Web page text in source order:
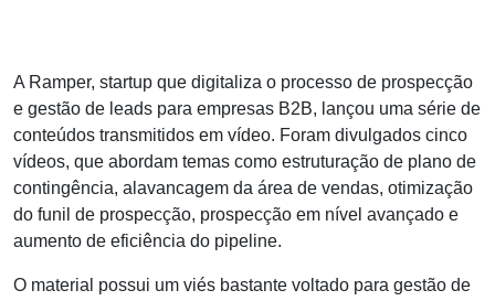
A Ramper, startup que digitaliza o processo de prospecção
e gestão de leads para empresas B2B, lançou uma série de
conteúdos transmitidos em vídeo. Foram divulgados cinco
vídeos, que abordam temas como estruturação de plano de
contingência, alavancagem da área de vendas, otimização
do funil de prospecção, prospecção em nível avançado e
aumento de eficiência do pipeline.
O material possui um viés bastante voltado para gestão de